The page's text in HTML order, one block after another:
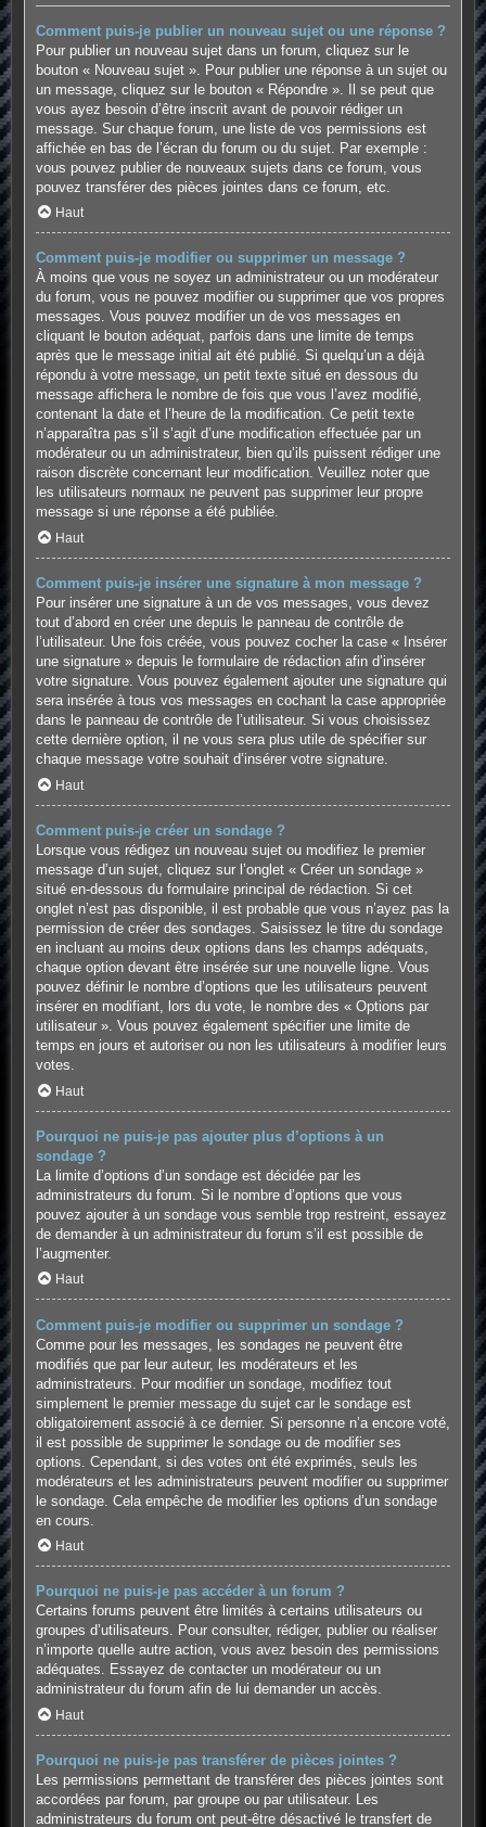
Comment puis-je publier un nouveau sujet ou une réponse ?
Pour publier un nouveau sujet dans un forum, cliquez sur le
bouton « Nouveau sujet ». Pour publier une réponse à un sujet ou
un message, cliquez sur le bouton « Répondre ». Il se peut que
vous ayez besoin d’être inscrit avant de pouvoir rédiger un
message. Sur chaque forum, une liste de vos permissions est
affichée en bas de l’écran du forum ou du sujet. Par exemple :
vous pouvez publier de nouveaux sujets dans ce forum, vous
pouvez transférer des pièces jointes dans ce forum, etc.
Haut
Comment puis-je modifier ou supprimer un message ?
À moins que vous ne soyez un administrateur ou un modérateur
du forum, vous ne pouvez modifier ou supprimer que vos propres
messages. Vous pouvez modifier un de vos messages en
cliquant le bouton adéquat, parfois dans une limite de temps
après que le message initial ait été publié. Si quelqu’un a déjà
répondu à votre message, un petit texte situé en dessous du
message affichera le nombre de fois que vous l’avez modifié,
contenant la date et l’heure de la modification. Ce petit texte
n’apparaîtra pas s’il s’agit d’une modification effectuée par un
modérateur ou un administrateur, bien qu’ils puissent rédiger une
raison discrète concernant leur modification. Veuillez noter que
les utilisateurs normaux ne peuvent pas supprimer leur propre
message si une réponse a été publiée.
Haut
Comment puis-je insérer une signature à mon message ?
Pour insérer une signature à un de vos messages, vous devez
tout d’abord en créer une depuis le panneau de contrôle de
l’utilisateur. Une fois créée, vous pouvez cocher la case « Insérer
une signature » depuis le formulaire de rédaction afin d’insérer
votre signature. Vous pouvez également ajouter une signature qui
sera insérée à tous vos messages en cochant la case appropriée
dans le panneau de contrôle de l’utilisateur. Si vous choisissez
cette dernière option, il ne vous sera plus utile de spécifier sur
chaque message votre souhait d’insérer votre signature.
Haut
Comment puis-je créer un sondage ?
Lorsque vous rédigez un nouveau sujet ou modifiez le premier
message d’un sujet, cliquez sur l’onglet « Créer un sondage »
situé en-dessous du formulaire principal de rédaction. Si cet
onglet n’est pas disponible, il est probable que vous n’ayez pas la
permission de créer des sondages. Saisissez le titre du sondage
en incluant au moins deux options dans les champs adéquats,
chaque option devant être insérée sur une nouvelle ligne. Vous
pouvez définir le nombre d’options que les utilisateurs peuvent
insérer en modifiant, lors du vote, le nombre des « Options par
utilisateur ». Vous pouvez également spécifier une limite de
temps en jours et autoriser ou non les utilisateurs à modifier leurs
votes.
Haut
Pourquoi ne puis-je pas ajouter plus d’options à un
sondage ?
La limite d’options d’un sondage est décidée par les
administrateurs du forum. Si le nombre d’options que vous
pouvez ajouter à un sondage vous semble trop restreint, essayez
de demander à un administrateur du forum s’il est possible de
l’augmenter.
Haut
Comment puis-je modifier ou supprimer un sondage ?
Comme pour les messages, les sondages ne peuvent être
modifiés que par leur auteur, les modérateurs et les
administrateurs. Pour modifier un sondage, modifiez tout
simplement le premier message du sujet car le sondage est
obligatoirement associé à ce dernier. Si personne n’a encore voté,
il est possible de supprimer le sondage ou de modifier ses
options. Cependant, si des votes ont été exprimés, seuls les
modérateurs et les administrateurs peuvent modifier ou supprimer
le sondage. Cela empêche de modifier les options d’un sondage
en cours.
Haut
Pourquoi ne puis-je pas accéder à un forum ?
Certains forums peuvent être limités à certains utilisateurs ou
groupes d’utilisateurs. Pour consulter, rédiger, publier ou réaliser
n’importe quelle autre action, vous avez besoin des permissions
adéquates. Essayez de contacter un modérateur ou un
administrateur du forum afin de lui demander un accès.
Haut
Pourquoi ne puis-je pas transférer de pièces jointes ?
Les permissions permettant de transférer des pièces jointes sont
accordées par forum, par groupe ou par utilisateur. Les
administrateurs du forum ont peut-être désactivé le transfert de